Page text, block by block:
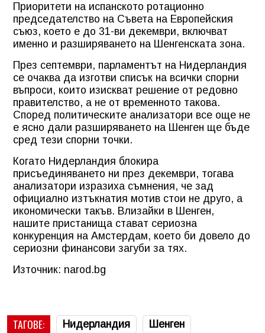
Приоритети на испанското ротационно
председателство на Съвета на Европейския
съюз, което е до 31-ви декември, включват
именно и разширяването на Шенгенската зона.
През септември, парламентът на Нидерландия
се очаква да изготви списък на всички спорни
въпроси, които изискват решение от редовно
правителство, а не от временното такова.
Според политическите анализатори все още не
е ясно дали разширяването на Шенген ще бъде
сред тези спорни точки.
Когато Нидерландия блокира
присъединяването ни през декември, тогава
анализатори изразиха съмнения, че зад
официално изтъкнатия мотив стои не друго, а
икономически такъв. Влизайки в Шенген,
нашите пристанища стават сериозна
конкуренция на Амстердам, което би довело до
сериозни финансови загуби за тях.
Източник: narod.bg
ТАГОВЕ: Нидерландия
Шенген